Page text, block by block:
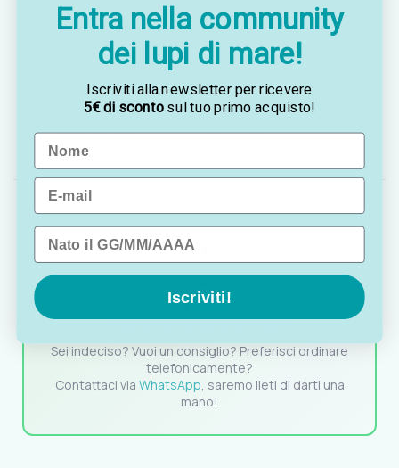
Dimensioni:Ø 50 x 250 mm
Attacco portagomma: ½"
Materiale:alluminio e nylon
OTTAVIA
Customer assistance team
Sei indeciso? Vuoi un consiglio? Preferisci ordinare
telefonicamente?
Contattaci via WhatsApp, saremo lieti di darti una
mano!
Entra nella community
dei lupi di mare!
Iscriviti alla newsletter per ricevere
5€ di scontosul tuo primo acquisto!
Name
Email
Data di nascita
Iscriviti!